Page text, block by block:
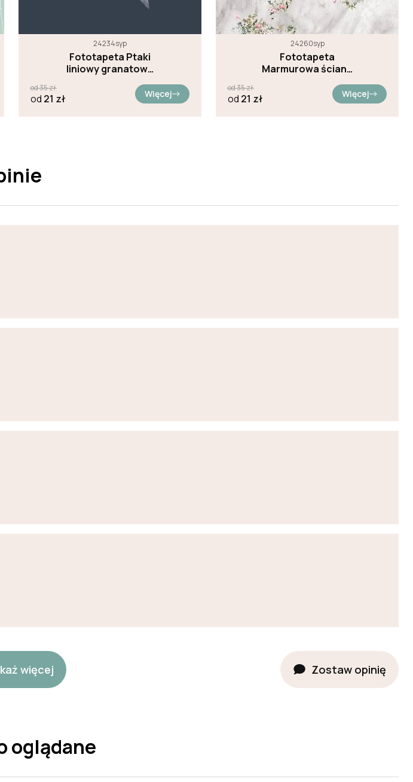
24234syp
Fototapeta Ptaki
liniowy granatowe
od35zł
od 21 zł Więcej
24260syp
Fototapeta
Marmurowa ściana
od35zł
od 21 zł Więcej
więcej Zostaw opinię
oglądane